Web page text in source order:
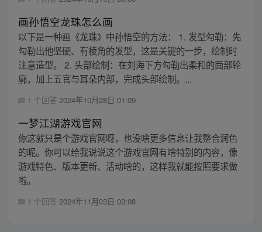
画孙悟空龙珠怎么画
以下是一种画《龙珠》中孙悟空的方法： 1. 发型勾勒：先
勾勒出他坚硬、有棱角的发型，这是关键的一步，绘制时
注意造型。 2. 头部绘制：在刘海下方勾勒出柔和的面部轮
廓，加上五官与耳朵内部，完成头部绘制。...
1 个回答 2024年10月28日 01:09
一梦江湖游戏官网
你这就只是个游戏官网呀，也没啥更多信息让我整合润色
的呢。你可以给我说说这个游戏官网有啥特别的内容，像
游戏特色、版本更新、活动啥的，这样我就能按照要求做
啦。
1 个回答 2024年11月03日 03:08